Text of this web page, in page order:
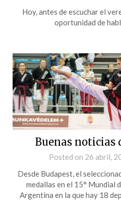
Hoy, antes de escuchar el
oportunidad de
Buenas noticias
Posted on 26 abril,
Desde Budapest, el
medallas en el 15° Mundial
Argentina en la que hay 18